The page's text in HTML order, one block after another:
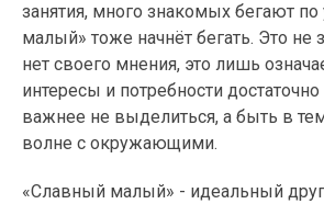
занятия, много знакомых бегают
малый» тоже начнёт бегать. Это не
нет своего мнения, это лишь
интересы и потребности
важнее не выделиться, а быть в
волне с окружающими.
«Славный малый» - идеальный